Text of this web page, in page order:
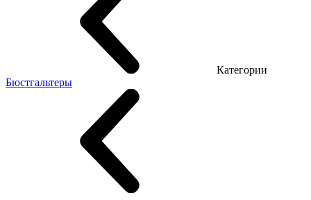
Категории
Бюстгальтеры